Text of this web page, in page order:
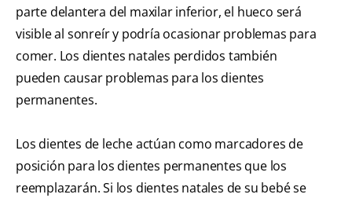
parte delantera del maxilar inferior, el hueco será
visible al sonreír y podría ocasionar problemas para
comer. Los dientes natales perdidos también
pueden causar problemas para los dientes
permanentes.
Los dientes de leche actúan como marcadores de
posición para los dientes permanentes que los
reemplazarán. Si los dientes natales de su bebé se